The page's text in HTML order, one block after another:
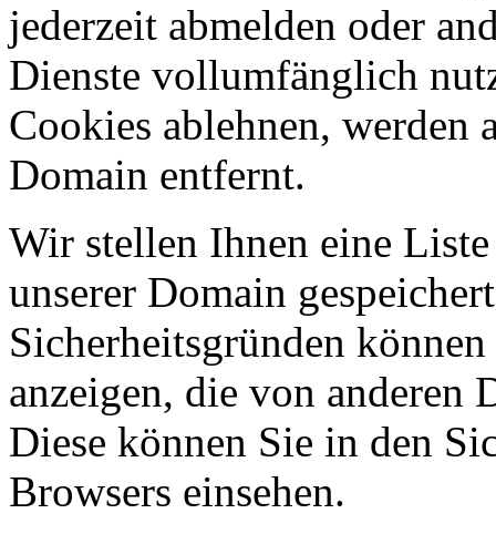
jederzeit abmelden oder
Dienste vollumfänglich
Cookies ablehnen, werden
Domain entfernt.
Wir stellen Ihnen eine
unserer Domain
Sicherheitsgründen
anzeigen, die von anderen
Diese können Sie in den
Browsers einsehen.